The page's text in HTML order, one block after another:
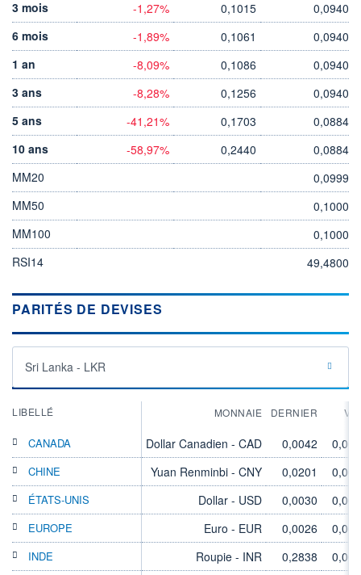
3 mois
-1,27% 0,1015
0,0940
6 mois
-1,89% 0,1061
0,0940
1 an
-8,09% 0,1086
0,0940
3 ans
-8,28% 0,1256
0,0940
5 ans
-41,21% 0,1703
0,0884
10 ans
-58,97% 0,2440
0,0884
MM20
0,0999
MM50
0,1000
MM100
0,1000
RSI14
49,4800
PARITÉS DE DEVISES
Sri Lanka - LKR
LIBELLÉ MONNAIE DERNIER
CANADA Dollar Canadien - CAD 0,0042
CHINE Yuan Renminbi - CNY 0,0201
ÉTATS-UNIS Dollar - USD 0,0030
EUROPE Euro - EUR 0,0026
INDE Roupie - INR 0,2838